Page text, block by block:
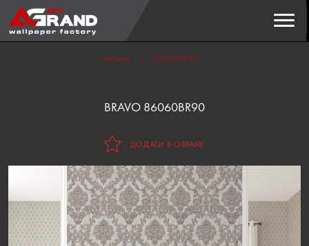
Каталог 86060BR90
BRAVO 86060BR90
ДОДАТИ В ОБРАНЕ